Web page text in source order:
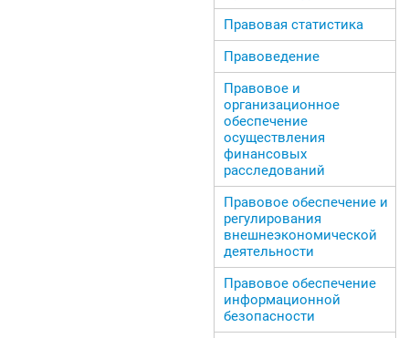
Правовая статистика
Правоведение
Правовое и
организационное
обеспечение
осуществления
финансовых
расследований
Правовое обеспечение и
регулирования
внешнеэкономической
деятельности
Правовое обеспечение
информационной
безопасности